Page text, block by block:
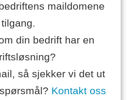
maildomene
tilgang.
din bedrift har en
så sjekker vi det ut
Kontakt oss